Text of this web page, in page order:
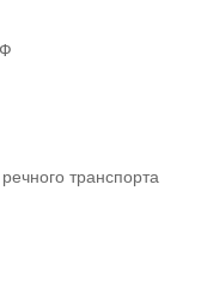
транспорта